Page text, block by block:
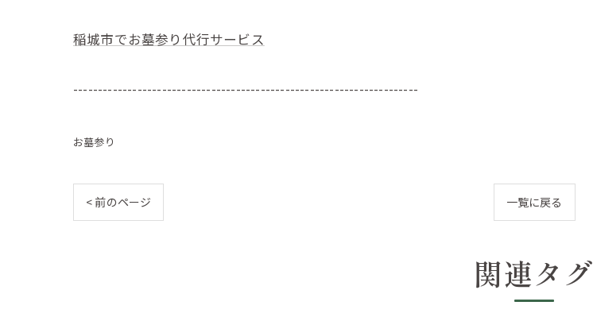
稲城市でお墓参り代行サービス
----------------------------------------------------------------------
お墓参り
< 前のページ 一覧に戻る
関連タグ